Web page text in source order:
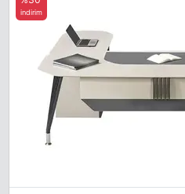
Deri Sümen Renkleri
Toskano 01
Toskano 2307
indirim